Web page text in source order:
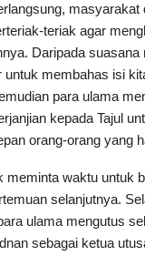
masyarakat
teriak agar
Daripada
untuk membahas isi
para ulama
kepada Tajul
orang-orang yang
meminta waktu untuk
selanjutnya.
ulama mengutus
sebagai ketua